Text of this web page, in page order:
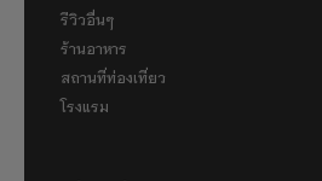
รีวิวอื่นๆ
ร้านอาหาร
สถานที่ท่องเที่ยว
โรงแรม